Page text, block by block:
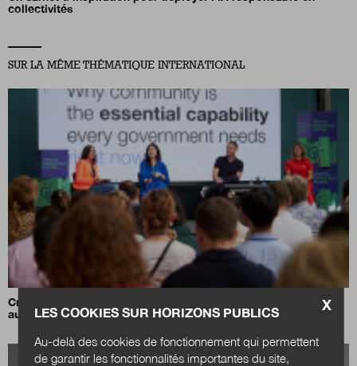
collectivités
SUR LA MÊME THÉMATIQUE INTERNATIONAL
Creative Bureaucracy Festival 2026 : l'administration créative
au service d'une démocratie plus forte
X
LES COOKIES SUR HORIZONS PUBLICS
Au-delà des cookies de fonctionnement qui permettent
de garantir les fonctionnalités importantes du site,